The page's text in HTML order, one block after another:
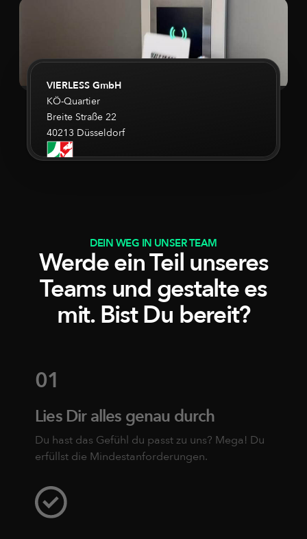
VIERLESS GmbH
KÖ-Quartier
Breite Straße 22
40213 Düsseldorf
DEIN WEG IN UNSER TEAM
Werde ein Teil unseres
Teams und gestalte es
mit. Bist Du bereit?
01
Lies Dir alles genau durch
Du hast das Gefühl du passt zu uns? Mega! Du
erfüllst die Mindestanforderungen.